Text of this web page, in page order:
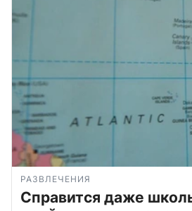
РАЗВЛЕЧЕНИЯ
Справится даже